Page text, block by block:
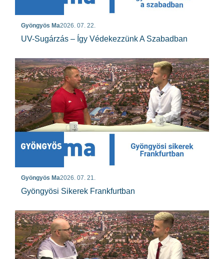
Gyöngyös Ma2026. 07. 22.
UV-Sugárzás – Így Védekezzünk A Szabadban
Gyöngyös Ma2026. 07. 21.
Gyöngyösi Sikerek Frankfurtban